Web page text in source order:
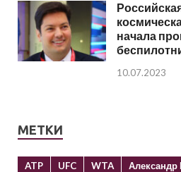
начала
10.07.2023
МЕТКИ
ATP UFC WTA